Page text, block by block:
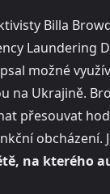
Billa
Laundering
možné
na Ukrajině.
přesouvat
obcházení.
na kterého